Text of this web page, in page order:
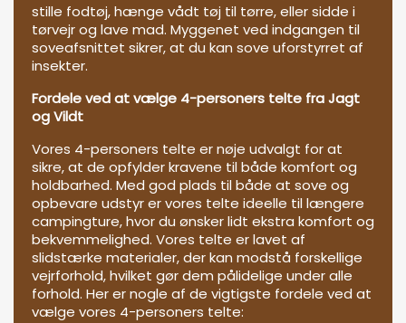
stille fodtøj, hænge vådt tøj til tørre, eller sidde i
tørvejr og lave mad. Myggenet ved indgangen til
soveafsnittet sikrer, at du kan sove uforstyrret af
insekter.
Fordele ved at vælge 4-personers telte fra Jagt
og Vildt
Vores 4-personers telte er nøje udvalgt for at
sikre, at de opfylder kravene til både komfort og
holdbarhed. Med god plads til både at sove og
opbevare udstyr er vores telte ideelle til længere
campingture, hvor du ønsker lidt ekstra komfort og
bekvemmelighed. Vores telte er lavet af
slidstærke materialer, der kan modstå forskellige
vejrforhold, hvilket gør dem pålidelige under alle
forhold. Her er nogle af de vigtigste fordele ved at
vælge vores 4-personers telte: